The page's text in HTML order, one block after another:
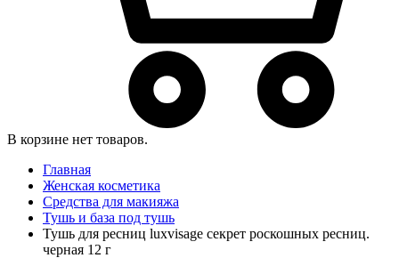
В корзине нет товаров.
Главная
Женская косметика
Средства для макияжа
Тушь и база под тушь
Тушь для ресниц luxvisage секрет роскошных ресниц.
черная 12 г